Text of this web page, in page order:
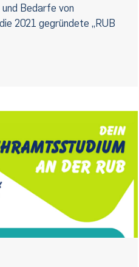
Bedarfe von
2021 gegründete „RUB